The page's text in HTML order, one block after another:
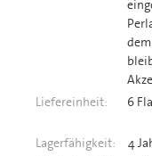
Liefereinheit:
6
Lagerfähigkeit: 4